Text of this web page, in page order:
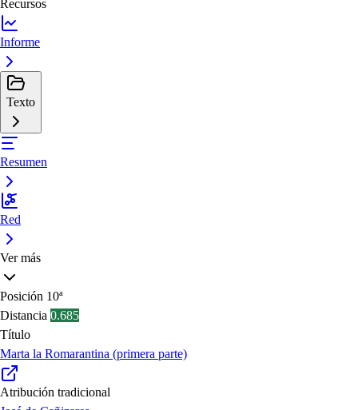
Recursos
Informe
Texto
Resumen
Red
Ver más
Posición 10ª
Distancia 0.685
Título
Marta la Romarantina (primera parte)
Atribución tradicional